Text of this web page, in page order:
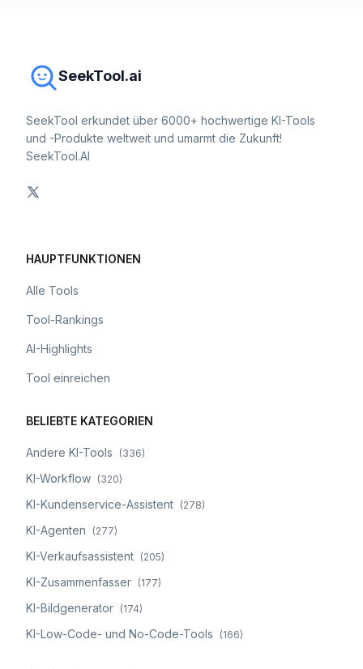
SeekTool.ai
SeekTool erkundet über 6000+ hochwertige KI-Tools
und -Produkte weltweit und umarmt die Zukunft!
SeekTool.AI
HAUPTFUNKTIONEN
Alle Tools
Tool-Rankings
AI-Highlights
Tool einreichen
BELIEBTE KATEGORIEN
Andere KI-Tools (336)
KI-Workflow (320)
KI-Kundenservice-Assistent (278)
KI-Agenten (277)
KI-Verkaufsassistent (205)
KI-Zusammenfasser (177)
KI-Bildgenerator (174)
KI-Low-Code- und No-Code-Tools (166)